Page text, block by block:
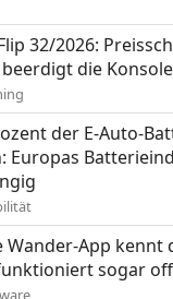
32/2026:
beerdigt die Konsole
der E-Auto-
Europas
Wander-App kennt
sogar